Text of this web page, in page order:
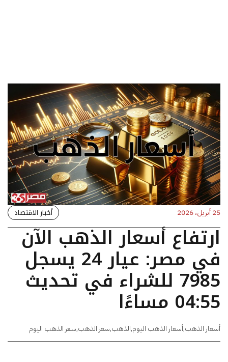
25 أبريل، 2026 أخبار الاقتصاد
ارتفاع أسعار الذهب الآن
في مصر: عيار 24 يسجل
7985 للشراء في تحديث
04:55 مساءًا
أسعار الذهب,أسعار الذهب اليوم,الذهب,سعر الذهب,سعر الذهب اليوم